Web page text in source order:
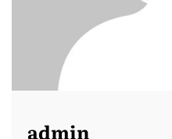
admin